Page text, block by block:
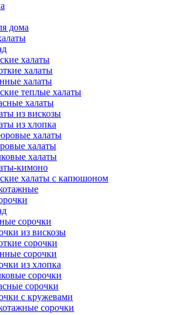
дома
халаты
халаты
халаты
теплые халаты
халаты
из вискозы
из хлопка
халаты
халаты
халаты
кимоно
халаты с капюшоном
сорочки
из вискозы
сорочки
сорочки
из хлопка
сорочки
сорочки
с кружевами
сорочки